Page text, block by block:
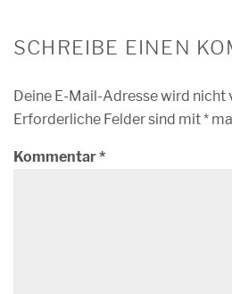
SCHREIBE EINEN
Deine E-Mail-Adresse wird
Erforderliche Felder sind mit*
Kommentar*